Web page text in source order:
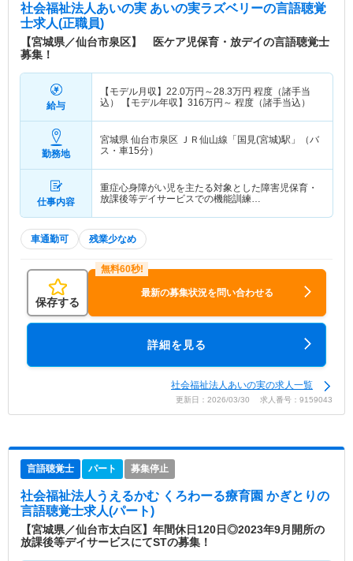
社会福祉法人あいの実 あいの実ラズベリーの言語聴覚
士求人(正職員)
【宮城県／仙台市泉区】 医ケア児保育・放デイの言語聴覚士
募集！
給与
【モデル月収】 22.0万円～28.3万円 程度（諸手当
込） 【モデル年収】 316万円～ 程度（諸手当込）
勤務地
宮城県 仙台市泉区 ＪＲ仙山線「国見(宮城)駅」（バ
ス・車15分）
仕事内容
重症心身障がい児を主たる対象とした障害児保育・
放課後等デイサービスでの機能訓練…
車通勤可 残業少なめ
保存する
最新の募集状況を問い合わせる
詳細を見る
社会福祉法人あいの実の求人一覧
更新日：2026/03/30 求人番号：9159043
言語聴覚士 パート 募集停止
社会福祉法人うえるかむ くろわーる療育園 かぎとりの
言語聴覚士求人(パート)
【宮城県／仙台市太白区】年間休日120日◎2023年9月開所の
放課後等デイサービスにてSTの募集！